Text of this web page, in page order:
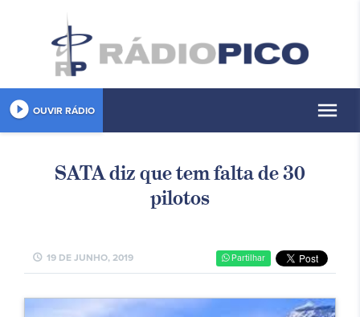
play_circle_filled OUVIR RÁDIO menu
SATA diz que tem falta de 30
pilotos
schedule 19 DE JUNHO, 2019 Partilhar